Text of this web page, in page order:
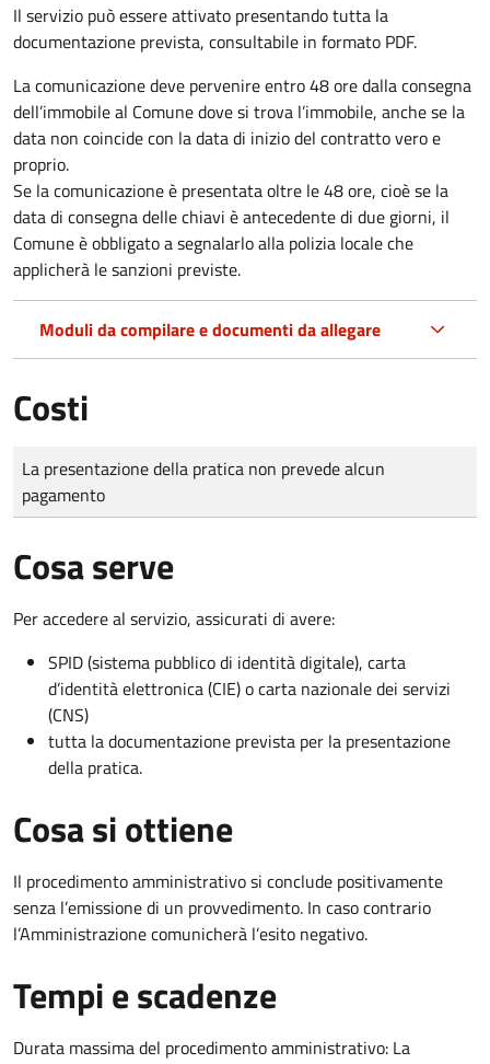
Il servizio può essere attivato presentando tutta la
documentazione prevista, consultabile in formato PDF.
La comunicazione deve pervenireentro 48 oredalla consegna
dell’immobile al Comune dove si trova l’immobile, anche se la
data non coincide con la data di inizio del contratto vero e
proprio.
Se la comunicazione è presentata oltre le 48 ore, cioè se la
data di consegna delle chiavi è antecedente di due giorni, il
Comune è obbligato a segnalarlo alla polizia locale che
applicherà le sanzioni previste.
Moduli da compilare e documenti da allegare
Costi
Tipo di pagamento
Importo
La presentazione della pratica non prevede alcun
pagamento
Cosa serve
Per accedere al servizio, assicurati di avere:
SPID (sistema pubblico di identità digitale), carta
d’identità elettronica (CIE) o carta nazionale dei servizi
(CNS)
tutta la documentazione prevista per la presentazione
della pratica.
Cosa si ottiene
Il procedimento amministrativo si conclude positivamente
senza l’emissione di un provvedimento. In caso contrario
l’Amministrazione comunicherà l’esito negativo.
Tempi e scadenze
Durata massima del procedimento amministrativo: La